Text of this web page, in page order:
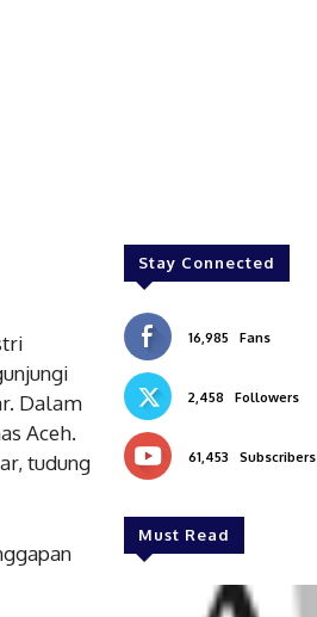
Dalam
Aceh.
tudung
Stay Connected
16,985 Fans
2,458 Followers
61,453 Subscribers
Must Read